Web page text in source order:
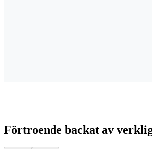
Förtroende backat av